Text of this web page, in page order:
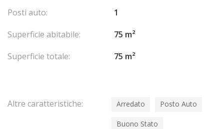
Posti auto:
1
Superficie abitabile:
75 m²
Superficie totale:
75 m²
Altre caratteristiche: Arredato Posto Auto
Buono Stato